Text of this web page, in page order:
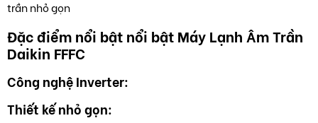
trần nhỏ gọn
Đặc điểm nổi bật nổi bật Máy Lạnh Âm Trần
Daikin FFFC
Công nghệ Inverter:
Thiết kế nhỏ gọn: